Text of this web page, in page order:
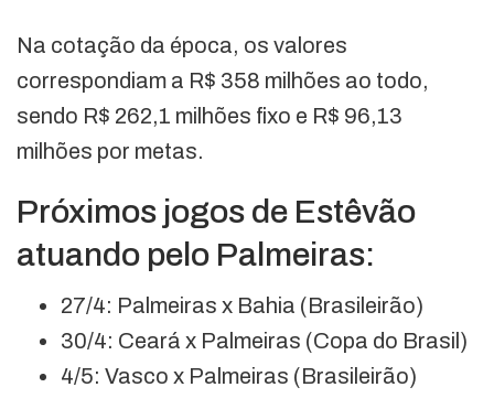
Na cotação da época, os valores
correspondiam a R$ 358 milhões ao todo,
sendo R$ 262,1 milhões fixo e R$ 96,13
milhões por metas.
Próximos jogos de Estêvão
atuando pelo Palmeiras:
27/4: Palmeiras x Bahia (Brasileirão)
30/4: Ceará x Palmeiras (Copa do Brasil)
4/5: Vasco x Palmeiras (Brasileirão)